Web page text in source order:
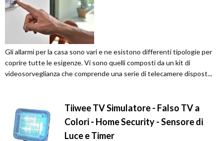
Gli allarmi per la casa sono vari e ne esistono differenti tipologie per
coprire tutte le esigenze. Vi sono quelli composti da un kit di
videosorveglianza che comprende una serie di telecamere dispost...
Tiiwee TV Simulatore - Falso TV a
Colori - Home Security - Sensore di
Luce e Timer